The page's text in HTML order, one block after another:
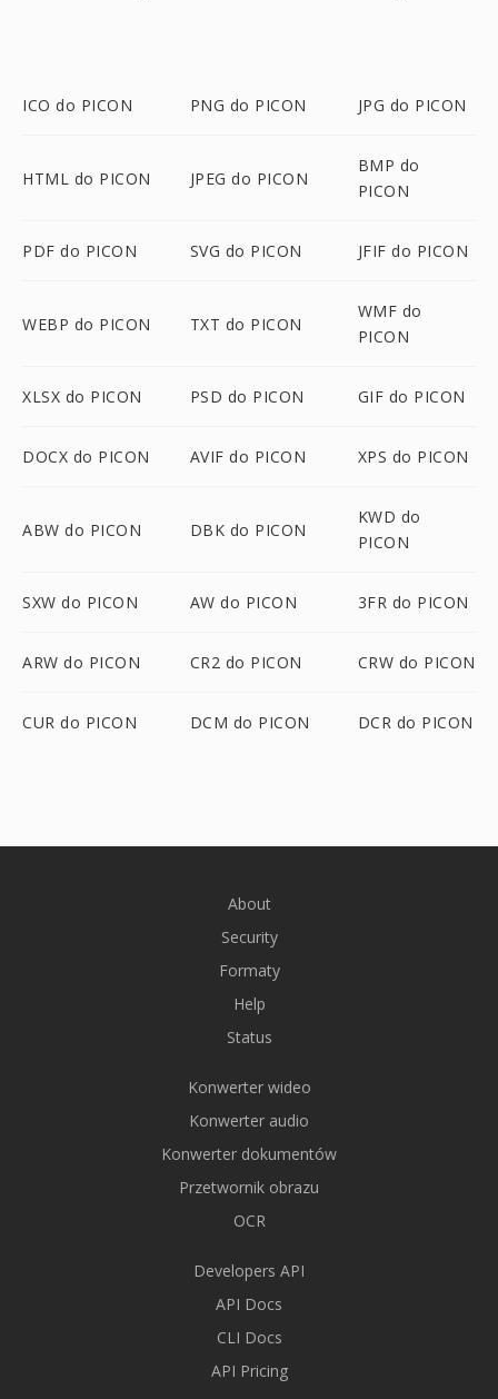
ICO do PICON PNG do PICON JPG do PICON
HTML do PICON JPEG do PICON
BMP do
PICON
PDF do PICON SVG do PICON JFIF do PICON
WEBP do PICON TXT do PICON
WMF do
PICON
XLSX do PICON PSD do PICON GIF do PICON
DOCX do PICON AVIF do PICON XPS do PICON
ABW do PICON DBK do PICON
KWD do
PICON
SXW do PICON AW do PICON 3FR do PICON
ARW do PICON CR2 do PICON CRW do PICON
CUR do PICON DCM do PICON DCR do PICON
About
Security
Formaty
Help
Status
Konwerter wideo
Konwerter audio
Konwerter dokumentów
Przetwornik obrazu
OCR
Developers API
API Docs
CLI Docs
API Pricing